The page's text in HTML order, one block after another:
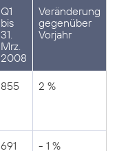
Q1
bis
31.
Mrz.
2008
Veränderung
gegenüber
Vorjahr
855 2 %
691 - 1 %